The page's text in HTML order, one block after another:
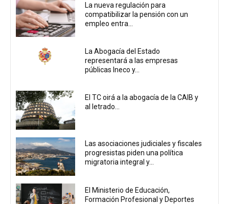
La nueva regulación para
compatibilizar la pensión con un
empleo entra...
La Abogacía del Estado
representará a las empresas
públicas Ineco y...
El TC oirá a la abogacía de la CAIB y
al letrado...
Las asociaciones judiciales y fiscales
progresistas piden una política
migratoria integral y...
El Ministerio de Educación,
Formación Profesional y Deportes